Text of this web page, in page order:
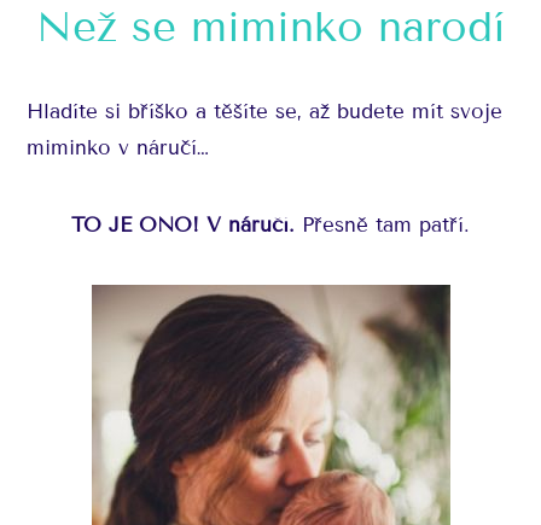
Než se miminko narodí
Hladíte si bříško a těšíte se, až budete mít svoje
miminko v náručí…
TO JE ONO! V náručí. Přesně tam patří.